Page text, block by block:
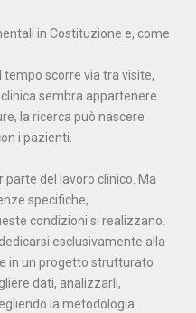
in Costituzione e, come
tempo scorre via tra visite,
sembra appartenere
la ricerca può nascere
i pazienti.
parte del lavoro clinico. Ma
specifiche,
condizioni si realizzano.
esclusivamente alla
in un progetto strutturato
dati, analizzarli,
la metodologia